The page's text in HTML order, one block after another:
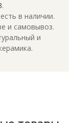
.
в наличии.
и самовывоз.
и